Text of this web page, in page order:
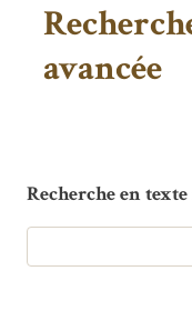
avancée
Recherche en